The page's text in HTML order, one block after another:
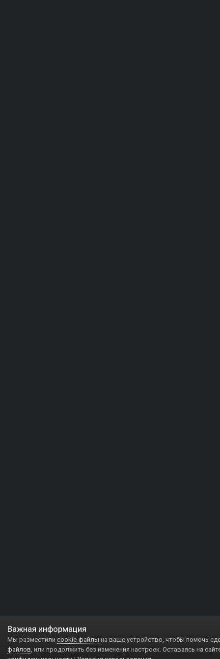
Важная информация
Мы разместили cookie-файлы на ваше устройство, чтобы помочь
файлов, или продолжить без изменения настроек. Оставаясь на